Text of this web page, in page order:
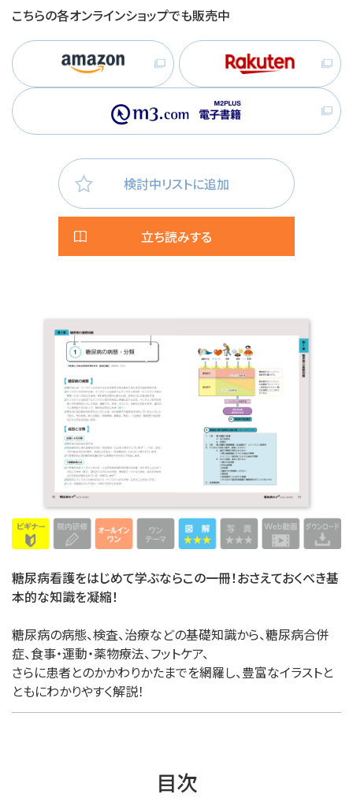
こちらの各オンラインショップでも販売中
検討中リストに追加
立ち読みする
糖尿病看護をはじめて学ぶならこの一冊！おさえておくべき基
本的な知識を凝縮！
糖尿病の病態、検査、治療などの基礎知識から、糖尿病合併
症、食事・運動・薬物療法、フットケア、
さらに患者とのかかわりかたまでを網羅し、豊富なイラストと
ともにわかりやすく解説！
目次